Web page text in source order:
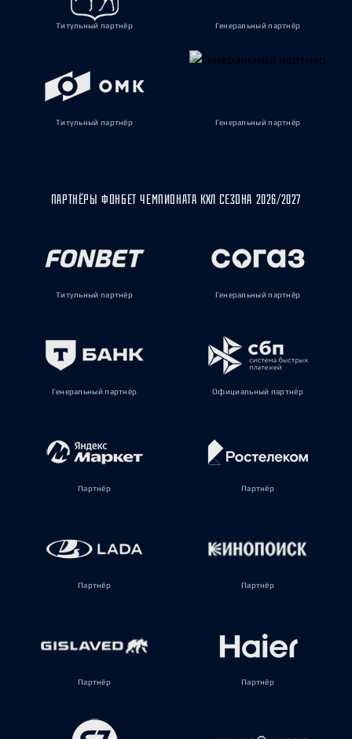
Титульный партнёр Генеральный партнёр
Титульный партнёр Генеральный партнёр
ПАРТНЁРЫ ФОНБЕТ ЧЕМПИОНАТА КХЛ СЕЗОНА 2026/2027
Титульный партнёр Генеральный партнёр
Генеральный партнёр Официальный партнёр
Партнёр Партнёр
Партнёр Партнёр
Партнёр Партнёр